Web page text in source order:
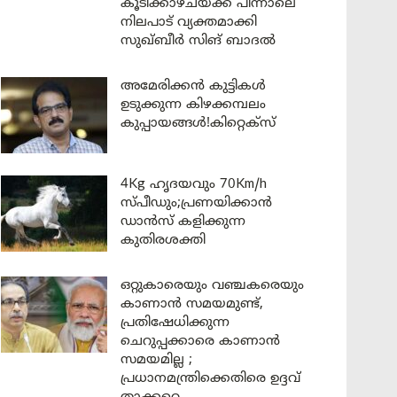
കൂടിക്കാഴ്ചയ്ക്ക് പിന്നാലെ
നിലപാട് വ്യക്തമാക്കി
സുഖ്ബീർ സിങ് ബാദൽ
അമേരിക്കൻ കുട്ടികൾ
ഉടുക്കുന്ന കിഴക്കമ്പലം
കുപ്പായങ്ങൾ!കിറ്റെക്സ്
4Kg ഹൃദയവും 70Km/h
സ്പീഡും;പ്രണയിക്കാൻ
ഡാൻസ് കളിക്കുന്ന
കുതിരശക്തി
ഒറ്റുകാരെയും വഞ്ചകരെയും
കാണാൻ സമയമുണ്ട്,
പ്രതിഷേധിക്കുന്ന
ചെറുപ്പക്കാരെ കാണാൻ
സമയമില്ല ;
പ്രധാനമന്ത്രിക്കെതിരെ ഉദ്ദവ്